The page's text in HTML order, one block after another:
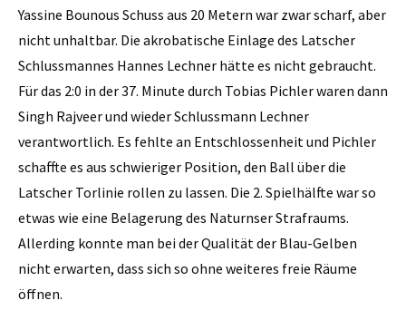
Yassine Bounous Schuss aus 20 Metern war zwar scharf, aber
nicht unhaltbar. Die akrobatische Einlage des Latscher
Schlussmannes Hannes Lechner hätte es nicht gebraucht.
Für das 2:0 in der 37. Minute durch Tobias Pichler waren dann
Singh Rajveer und wieder Schlussmann Lechner
verantwortlich. Es fehlte an Entschlossenheit und Pichler
schaffte es aus schwieriger Position, den Ball über die
Latscher Torlinie rollen zu lassen. Die 2. Spielhälfte war so
etwas wie eine Belagerung des Naturnser Strafraums.
Allerding konnte man bei der Qualität der Blau-Gelben
nicht erwarten, dass sich so ohne weiteres freie Räume
öffnen.